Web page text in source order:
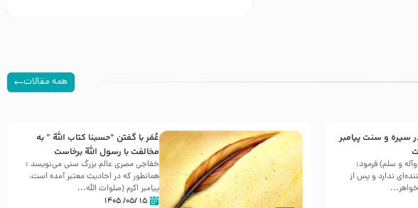
همه مقالات
سیره و سنت پیامبر
و سلم) فرمود:
ندارد و پس از
عُمَر با گفتن “حسبنا كتاب اللّه ” به
مخالفت با رسول اللّه برخاست
خفاجی مصری عالم بزرگ سنی می‌نویسد :
همانطور که در احادیث معتبر آمده است،
پیامبر اکرم (صلوات اللّه...
۱۵ /۰۵/ ۱۴۰۵